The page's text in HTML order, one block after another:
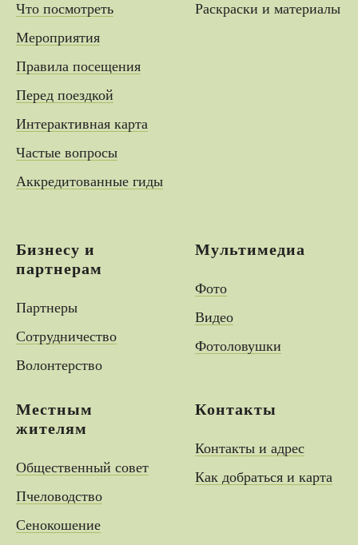
Что посмотреть
Мероприятия
Правила посещения
Перед поездкой
Интерактивная карта
Частые вопросы
Аккредитованные гиды
Раскраски и материалы
Бизнесу и
партнерам
Партнеры
Сотрудничество
Волонтерство
Мультимедиа
Фото
Видео
Фотоловушки
Местным
жителям
Общественный совет
Пчеловодство
Сенокошение
Контакты
Контакты и адрес
Как добраться и карта